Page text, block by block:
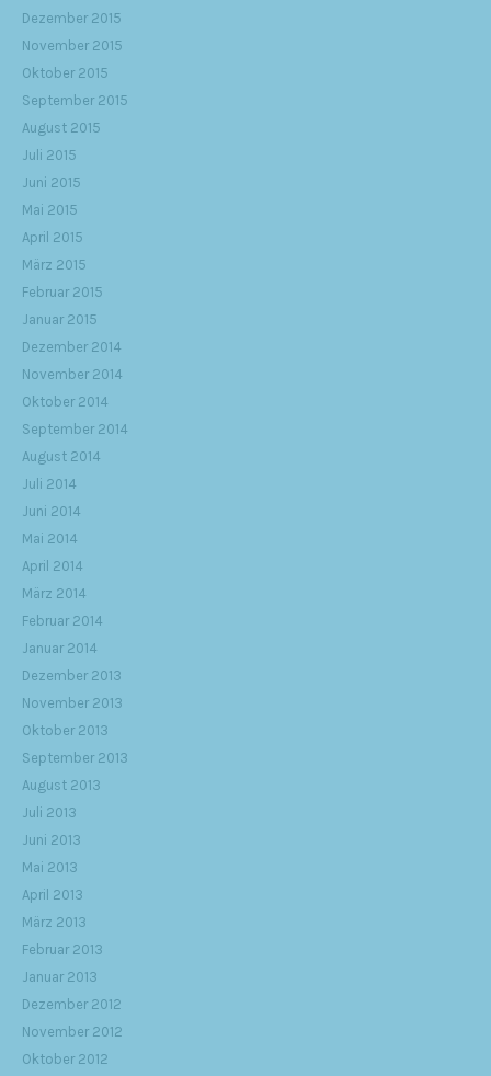
Dezember 2015
November 2015
Oktober 2015
September 2015
August 2015
Juli 2015
Juni 2015
Mai 2015
April 2015
März 2015
Februar 2015
Januar 2015
Dezember 2014
November 2014
Oktober 2014
September 2014
August 2014
Juli 2014
Juni 2014
Mai 2014
April 2014
März 2014
Februar 2014
Januar 2014
Dezember 2013
November 2013
Oktober 2013
September 2013
August 2013
Juli 2013
Juni 2013
Mai 2013
April 2013
März 2013
Februar 2013
Januar 2013
Dezember 2012
November 2012
Oktober 2012